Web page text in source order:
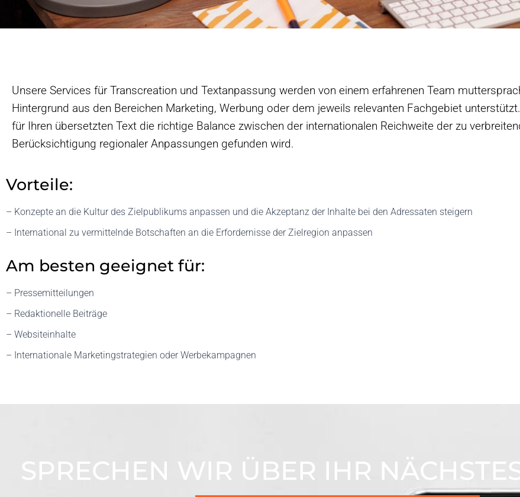
Unsere Services für Transcreation und Textanpassung werden von einem erfahrenen Team
Hintergrund aus den Bereichen Marketing, Werbung oder dem jeweils relevanten Fachgebiet
für Ihren übersetzten Text die richtige Balance zwischen der internationalen Reichweite der zu
Berücksichtigung regionaler Anpassungen gefunden wird.
Vorteile:
– Konzepte an die Kultur des Zielpublikums anpassen und die Akzeptanz der Inhalte bei den Adressaten steigern
– International zu vermittelnde Botschaften an die Erfordernisse der Zielregion anpassen
Am besten geeignet für:
– Pressemitteilungen
– Redaktionelle Beiträge
– Websiteinhalte
– Internationale Marketingstrategien oder Werbekampagnen
SPRECHEN WIR ÜBER IHR